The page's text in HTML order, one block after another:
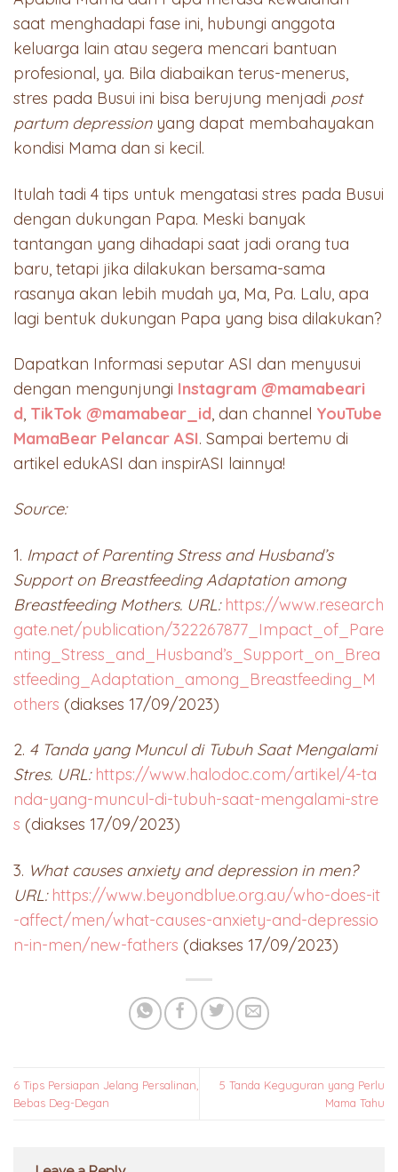
saat menghadapi fase ini, hubungi anggota
keluarga lain atau segera mencari bantuan
profesional, ya. Bila diabaikan terus-menerus,
stres pada Busui ini bisa berujung menjadi post
partum depressionyang dapat membahayakan
kondisi Mama dan si kecil.
Itulah tadi 4 tips untuk mengatasi stres pada Busui
dengan dukungan Papa. Meski banyak
tantangan yang dihadapi saat jadi orang tua
baru, tetapi jika dilakukan bersama-sama
rasanya akan lebih mudah ya, Ma, Pa. Lalu, apa
lagi bentuk dukungan Papa yang bisa dilakukan?
Dapatkan Informasi seputar ASI dan menyusui
dengan mengunjungi Instagram @mamabeari
d, TikTok @mamabear_id, dan channel YouTube
MamaBear Pelancar ASI. Sampai bertemu di
artikel edukASI dan inspirASI lainnya!
Source:
1. Impact of Parenting Stress and Husband’s
Support on Breastfeeding Adaptation among
Breastfeeding Mothers. URL: https://www.research
gate.net/publication/322267877_Impact_of_Pare
nting_Stress_and_Husband’s_Support_on_Brea
stfeeding_Adaptation_among_Breastfeeding_M
others (diakses 17/09/2023)
2. 4 Tanda yang Muncul di Tubuh Saat Mengalami
Stres. URL: https://www.halodoc.com/artikel/4-ta
nda-yang-muncul-di-tubuh-saat-mengalami-stre
s (diakses 17/09/2023)
3. What causes anxiety and depression in men?
URL: https://www.beyondblue.org.au/who-does-it
-affect/men/what-causes-anxiety-and-depressio
n-in-men/new-fathers (diakses 17/09/2023)
6 Tips Persiapan Jelang Persalinan,
Bebas Deg-Degan
5 Tanda Keguguran yang Perlu
Mama Tahu